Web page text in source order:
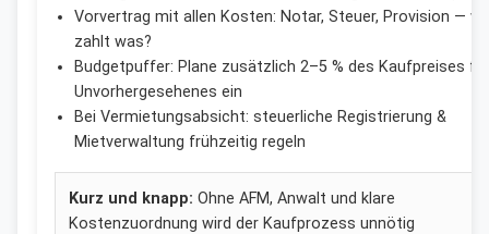
Vorvertrag mit allen Kosten: Notar, Steuer, Provision —
zahlt was?
Budgetpuffer: Plane zusätzlich 2–5 % des Kaufpreises für
Unvorhergesehenes ein
Bei Vermietungsabsicht: steuerliche Registrierung &
Mietverwaltung frühzeitig regeln
Kurz und knapp: Ohne AFM, Anwalt und klare
Kostenzuordnung wird der Kaufprozess unnötig